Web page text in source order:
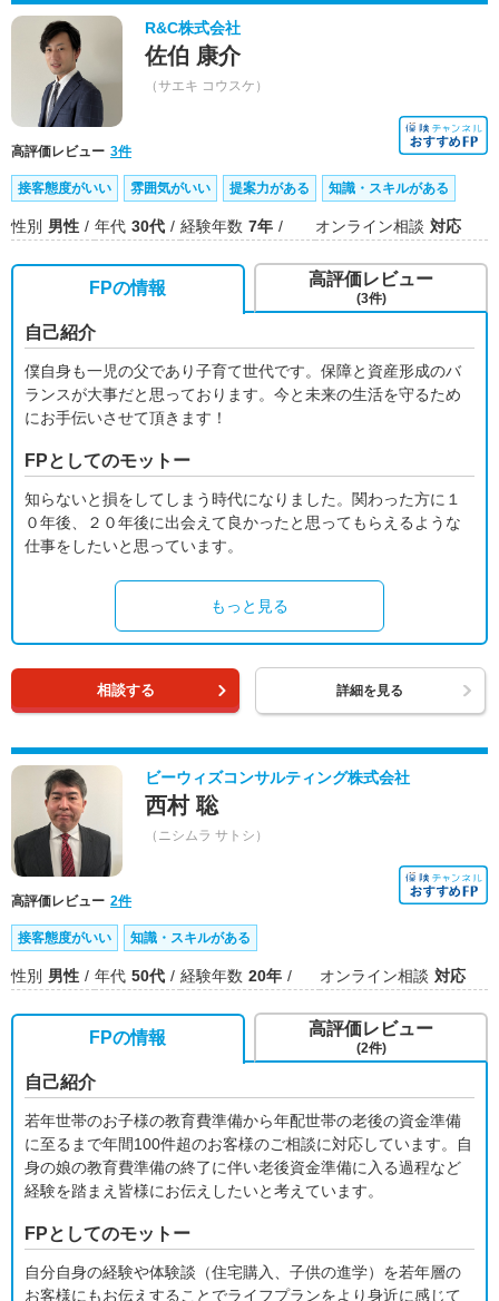
R&C株式会社
佐伯 康介
（サエキ コウスケ）
高評価レビュー 3件
接客態度がいい 雰囲気がいい 提案力がある 知識・スキルがある
性別 男性 年代 30代 経験年数 7年 オンライン相談 対応
FPの情報
自己紹介
僕自身も一児の父であり子育て世代です。保障と資産形成のバ
ランスが大事だと思っております。今と未来の生活を守るため
にお手伝いさせて頂きます！
FPとしてのモットー
知らないと損をしてしまう時代になりました。関わった方に１
０年後、２０年後に出会えて良かったと思ってもらえるような
仕事をしたいと思っています。
もっと見る
高評価レビュー
(3件)
相談する 詳細を見る
ビーウィズコンサルティング株式会社
西村 聡
（ニシムラ サトシ）
高評価レビュー 2件
接客態度がいい 知識・スキルがある
性別 男性 年代 50代 経験年数 20年 オンライン相談 対応
FPの情報
自己紹介
若年世帯のお子様の教育費準備から年配世帯の老後の資金準備
に至るまで年間100件超のお客様のご相談に対応しています。自
身の娘の教育費準備の終了に伴い老後資金準備に入る過程など
経験を踏まえ皆様にお伝えしたいと考えています。
FPとしてのモットー
自分自身の経験や体験談（住宅購入、子供の進学）を若年層の
お客様にもお伝えすることでライフプランをより身近に感じて
高評価レビュー
(2件)